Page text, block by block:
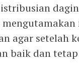
agar setelah
baik dan